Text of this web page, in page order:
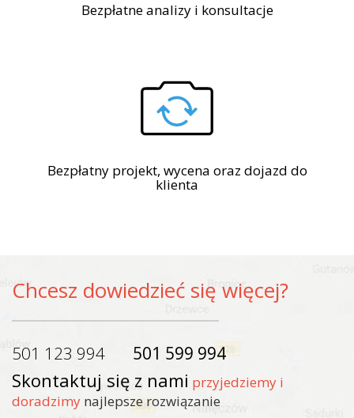
Bezpłatne analizy i konsultacje
Bezpłatny projekt, wycena oraz dojazd do
klienta
Chcesz dowiedzieć się więcej?
501 599 994
501 123 994
Skontaktuj się z nami przyjedziemy i
doradzimy najlepsze rozwiązanie